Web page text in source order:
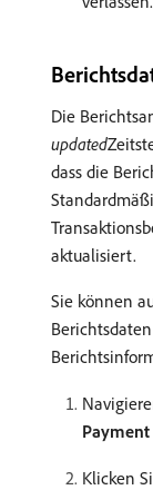
Die
updated
dass die
aktualisiert.
Sie können
Klicken